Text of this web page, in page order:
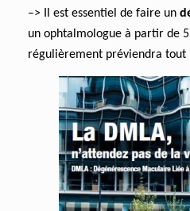
–> Il est essentiel de faire un
un ophtalmologue à partir de
régulièrement préviendra tout